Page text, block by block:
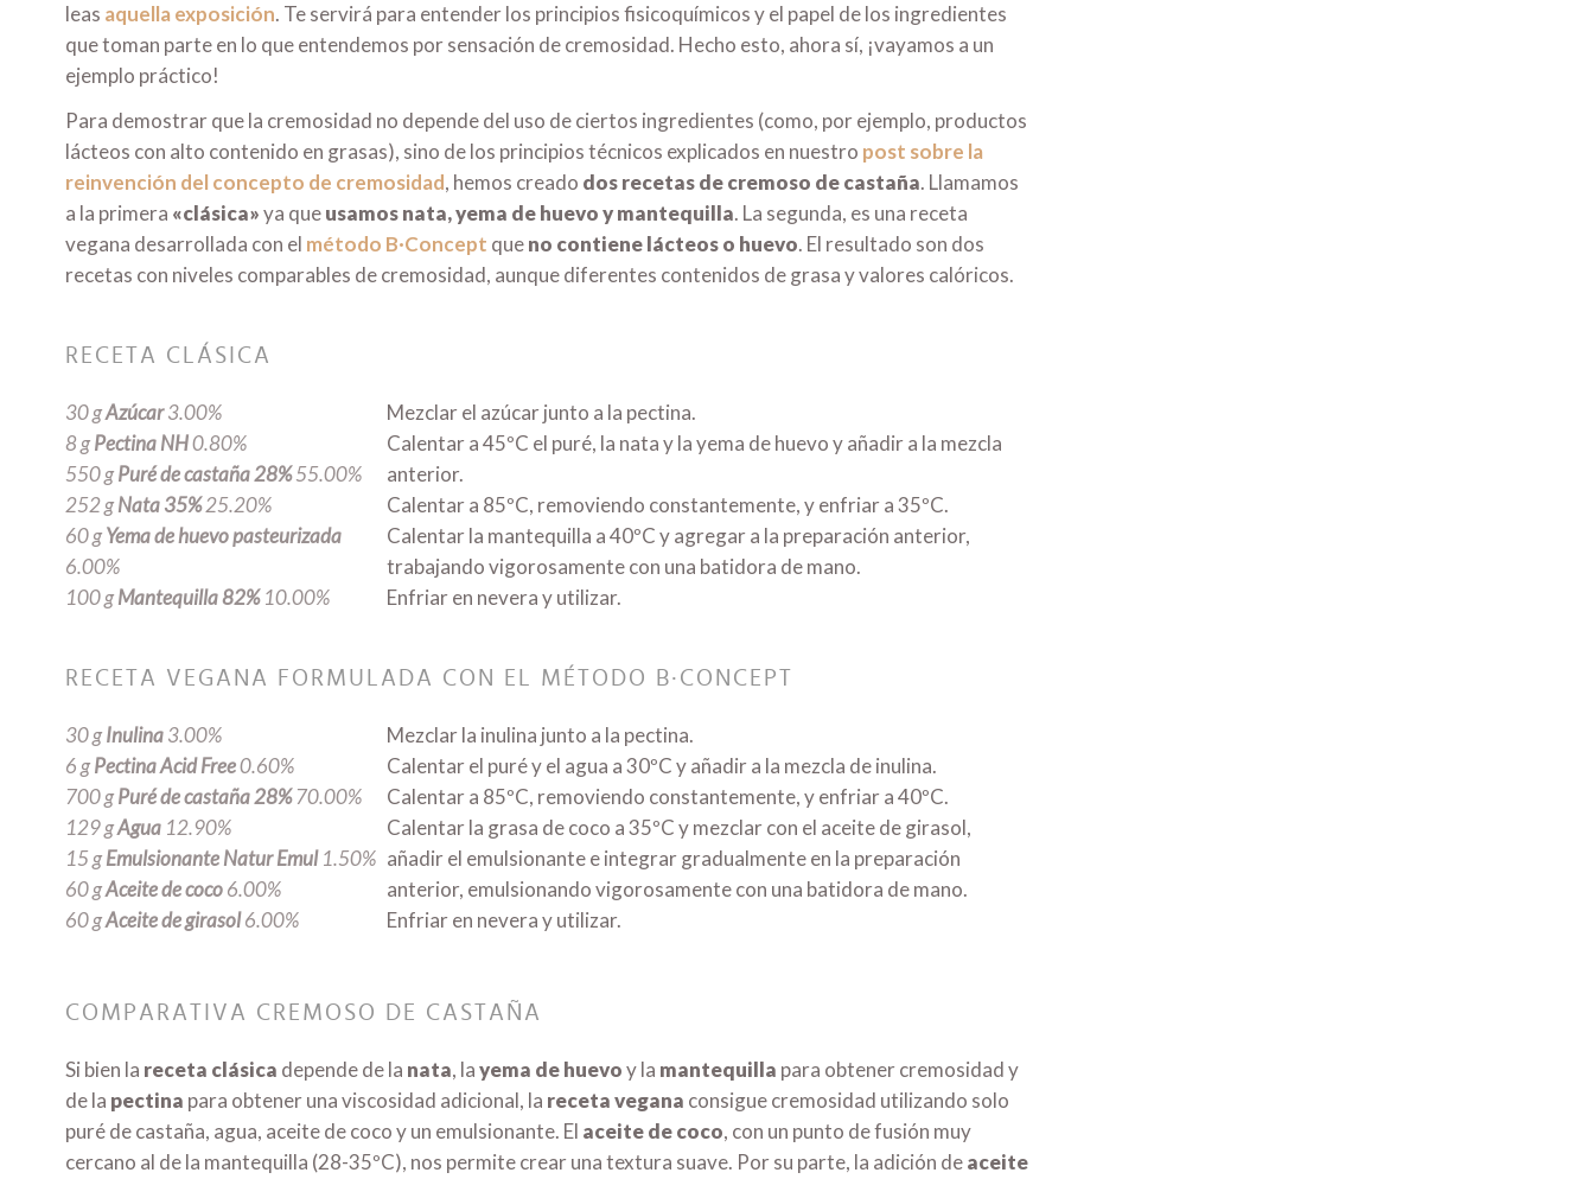
leas aquella exposición. Te servirá para entender los principios fisicoquímicos y el papel de los ingredientes
que toman parte en lo que entendemos por sensación de cremosidad. Hecho esto, ahora sí, ¡vayamos a un
ejemplo práctico!
Para demostrar que la cremosidad no depende del uso de ciertos ingredientes (como, por ejemplo, productos
lácteos con alto contenido en grasas), sino de los principios técnicos explicados en nuestro post sobre la
reinvención del concepto de cremosidad, hemos creado dos recetas de cremoso de castaña. Llamamos
a la primera «clásica»ya queusamos nata, yema de huevo y mantequilla. La segunda, es una receta
vegana desarrollada con el método B·Concept queno contiene lácteos o huevo. El resultado son dos
recetas con niveles comparables de cremosidad, aunque diferentes contenidos de grasa y valores calóricos.
RECETA CLÁSICA
30 gAzúcar3.00%
8 gPectina NH0.80%
550 gPuré de castaña 28%55.00%
252 gNata 35%25.20%
60 gYema de huevo pasteurizada
6.00%
100 gMantequilla 82%10.00%
Mezclar el azúcar junto a la pectina.
Calentar a 45ºC el puré, la nata y la yema de huevo y añadir a la mezcla
anterior.
Calentar a 85ºC, removiendo constantemente, y enfriar a 35ºC.
Calentar la mantequilla a 40ºC y agregar a la preparación anterior,
trabajando vigorosamente con una batidora de mano.
Enfriar en nevera y utilizar.
RECETA VEGANA FORMULADA CON EL MÉTODO B·CONCEPT
30 gInulina3.00%
6 gPectina Acid Free0.60%
700 gPuré de castaña 28%70.00%
129 gAgua 12.90%
15 gEmulsionante Natur Emul1.50%
60 gAceite de coco6.00%
60 gAceite de girasol6.00%
Mezclar la inulina junto a la pectina.
Calentar el puré y el agua a 30ºC y añadir a la mezcla de inulina.
Calentar a 85ºC, removiendo constantemente, y enfriar a 40ºC.
Calentar la grasa de coco a 35ºC y mezclar con el aceite de girasol,
añadir el emulsionante e integrar gradualmente en la preparación
anterior, emulsionando vigorosamente con una batidora de mano.
Enfriar en nevera y utilizar.
COMPARATIVA CREMOSO DE CASTAÑA
Si bien la receta clásica depende de la nata, layema de huevoy la mantequilla para obtener cremosidad y
de la pectina para obtener una viscosidad adicional, la receta vegana consigue cremosidad utilizando solo
puré de castaña, agua, aceite de coco y un emulsionante. El aceite de coco, con un punto de fusión muy
cercano al de la mantequilla (28-35ºC), nos permite crear una textura suave. Por su parte, la adición deaceite